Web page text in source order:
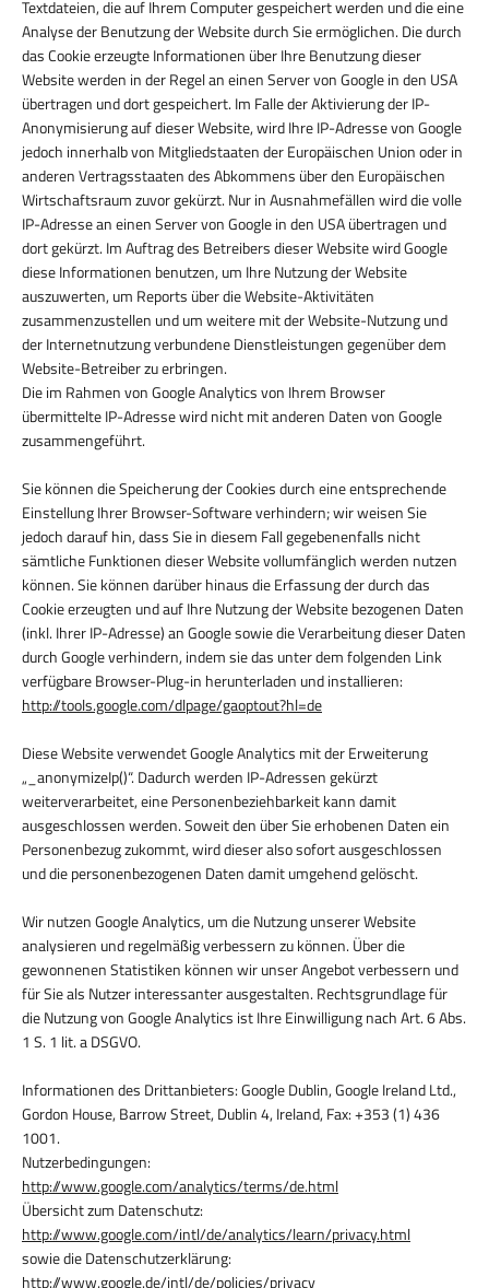
Textdateien, die auf Ihrem Computer gespeichert werden und die eine
Analyse der Benutzung der Website durch Sie ermöglichen. Die durch
das Cookie erzeugte Informationen über Ihre Benutzung dieser
Website werden in der Regel an einen Server von Google in den USA
übertragen und dort gespeichert. Im Falle der Aktivierung der IP-
Anonymisierung auf dieser Website, wird Ihre IP-Adresse von Google
jedoch innerhalb von Mitgliedstaaten der Europäischen Union oder in
anderen Vertragsstaaten des Abkommens über den Europäischen
Wirtschaftsraum zuvor gekürzt. Nur in Ausnahmefällen wird die volle
IP-Adresse an einen Server von Google in den USA übertragen und
dort gekürzt. Im Auftrag des Betreibers dieser Website wird Google
diese Informationen benutzen, um Ihre Nutzung der Website
auszuwerten, um Reports über die Website-Aktivitäten
zusammenzustellen und um weitere mit der Website-Nutzung und
der Internetnutzung verbundene Dienstleistungen gegenüber dem
Website-Betreiber zu erbringen.
Die im Rahmen von Google Analytics von Ihrem Browser
übermittelte IP-Adresse wird nicht mit anderen Daten von Google
zusammengeführt.
Sie können die Speicherung der Cookies durch eine entsprechende
Einstellung Ihrer Browser-Software verhindern; wir weisen Sie
jedoch darauf hin, dass Sie in diesem Fall gegebenenfalls nicht
sämtliche Funktionen dieser Website vollumfänglich werden nutzen
können. Sie können darüber hinaus die Erfassung der durch das
Cookie erzeugten und auf Ihre Nutzung der Website bezogenen Daten
(inkl. Ihrer IP-Adresse) an Google sowie die Verarbeitung dieser Daten
durch Google verhindern, indem sie das unter dem folgenden Link
verfügbare Browser-Plug-in herunterladen und installieren:
http://tools.google.com/dlpage/gaoptout?hl=de
Diese Website verwendet Google Analytics mit der Erweiterung
„_anonymizeIp()“. Dadurch werden IP-Adressen gekürzt
weiterverarbeitet, eine Personenbeziehbarkeit kann damit
ausgeschlossen werden. Soweit den über Sie erhobenen Daten ein
Personenbezug zukommt, wird dieser also sofort ausgeschlossen
und die personenbezogenen Daten damit umgehend gelöscht.
Wir nutzen Google Analytics, um die Nutzung unserer Website
analysieren und regelmäßig verbessern zu können. Über die
gewonnenen Statistiken können wir unser Angebot verbessern und
für Sie als Nutzer interessanter ausgestalten. Rechtsgrundlage für
die Nutzung von Google Analytics ist Ihre Einwilligung nach Art. 6 Abs.
1 S. 1 lit. a DSGVO.
Informationen des Drittanbieters: Google Dublin, Google Ireland Ltd.,
Gordon House, Barrow Street, Dublin 4, Ireland, Fax: +353 (1) 436
1001.
Nutzerbedingungen:
http://www.google.com/analytics/terms/de.html
Übersicht zum Datenschutz:
http://www.google.com/intl/de/analytics/learn/privacy.html
sowie die Datenschutzerklärung:
http://www.google.de/intl/de/policies/privacy